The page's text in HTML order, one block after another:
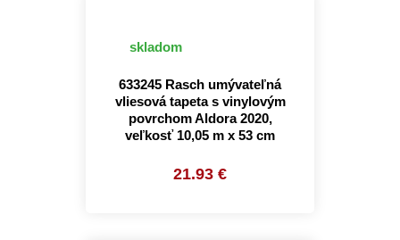
skladom
633245 Rasch umývateľná
vliesová tapeta s vinylovým
povrchom Aldora 2020,
veľkosť 10,05 m x 53 cm
21.93 €